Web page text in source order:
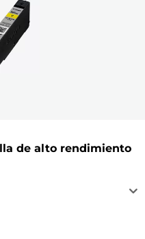
de alto rendimiento